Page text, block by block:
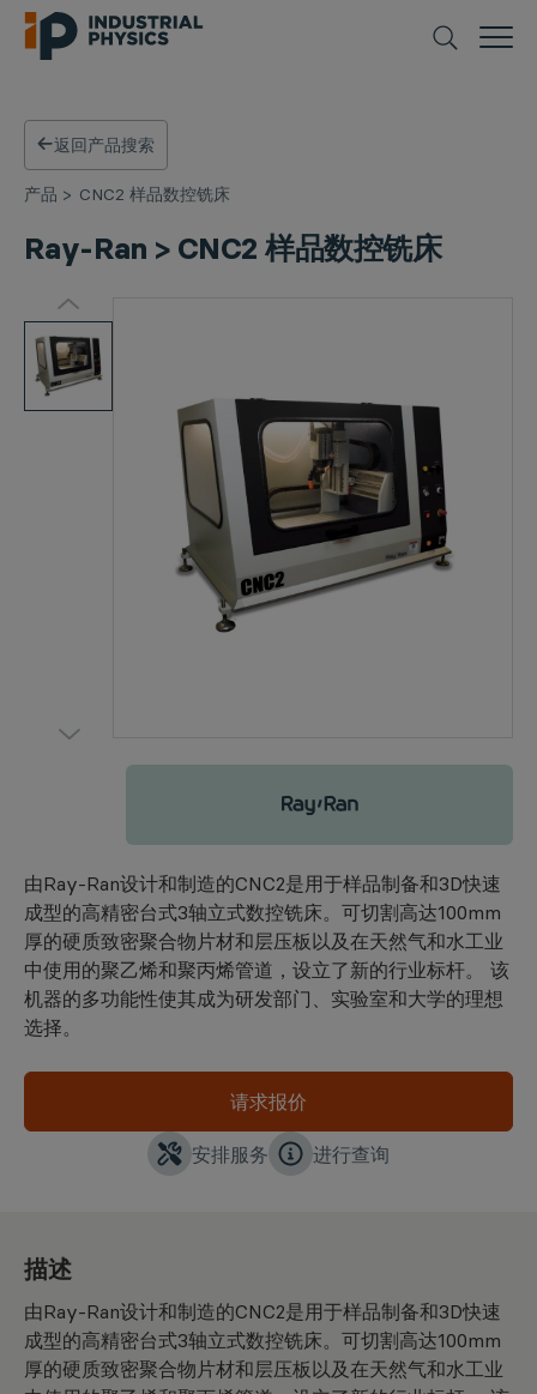
返回产品搜索
产品 > CNC2 样品数控铣床
Ray-Ran > CNC2 样品数控铣床
Ray-Ran
由Ray-Ran设计和制造的CNC2是用于样品制备和3D快速
成型的高精密台式3轴立式数控铣床。可切割高达100mm
厚的硬质致密聚合物片材和层压板以及在天然气和水工业
中使用的聚乙烯和聚丙烯管道，设立了新的行业标杆。 该
机器的多功能性使其成为研发部门、实验室和大学的理想
选择。
请求报价
安排服务 进行查询
描述
由Ray-Ran设计和制造的CNC2是用于样品制备和3D快速
成型的高精密台式3轴立式数控铣床。可切割高达100mm
厚的硬质致密聚合物片材和层压板以及在天然气和水工业